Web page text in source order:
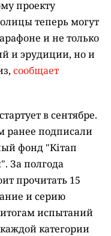
проекту
теперь могут
и не только
и эрудиции, но и
сообщает
в сентябре.
ранее подписали
фонд "Кітап
За полгода
прочитать 15
и серию
испытаний
категории